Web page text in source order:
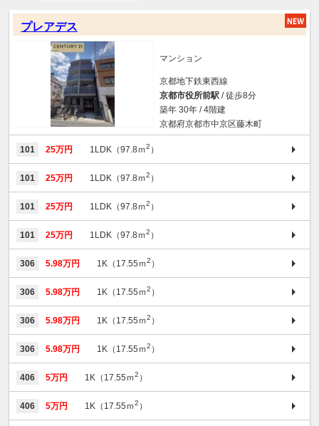
プレアデス
マンション
京都地下鉄東西線
京都市役所前駅 / 徒歩8分
築年 30年 / 4階建
京都府京都市中京区藤木町
101 25万円 1LDK（97.8ｍ2 ）
101 25万円 1LDK（97.8ｍ2 ）
101 25万円 1LDK（97.8ｍ2 ）
101 25万円 1LDK（97.8ｍ2 ）
306 5.98万円 1K（17.55ｍ2 ）
306 5.98万円 1K（17.55ｍ2 ）
306 5.98万円 1K（17.55ｍ2 ）
306 5.98万円 1K（17.55ｍ2 ）
406 5万円 1K（17.55ｍ2 ）
406 5万円 1K（17.55ｍ2 ）